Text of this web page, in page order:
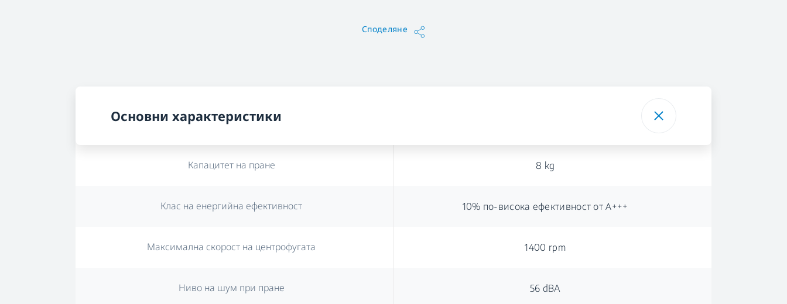
Споделяне
Основни характеристики
Капацитет на пране 8 kg
Клас на енергийна ефективност 10% по-висока ефективност от А+++
Максимална скорост на центрофугата 1400 rpm
Ниво на шум при пране 56 dBA